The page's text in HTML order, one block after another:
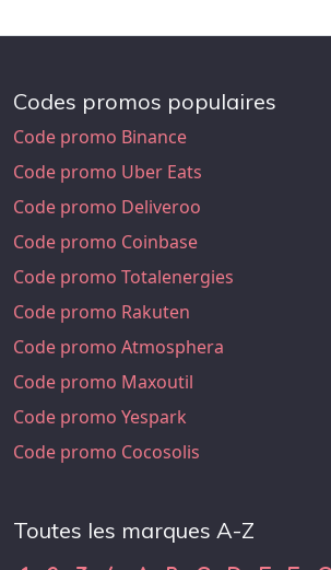
Codes promos populaires
Code promo Binance
Code promo Uber Eats
Code promo Deliveroo
Code promo Coinbase
Code promo Totalenergies
Code promo Rakuten
Code promo Atmosphera
Code promo Maxoutil
Code promo Yespark
Code promo Cocosolis
Toutes les marques A-Z